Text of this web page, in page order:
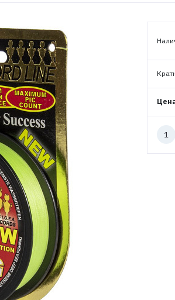
ЭЛЕКТРОННАЯ ПОЧТА (ЛОГИН)
ПАРОЛЬ
ВОЙТИ
ЗАБЫЛИ ПАРОЛЬ?
РЕГИСТРАЦИЯ ОПТ
РЕГИСТРАЦИЯ РОЗНИЦА